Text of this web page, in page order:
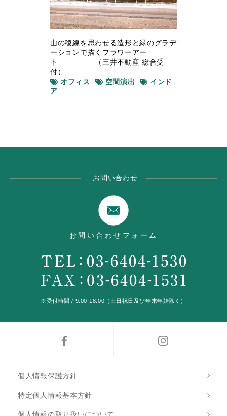
山の稜線を思わせる造形と緑のグラデ
ーションで描くフラワーアー
ト （三井不動産 総合受
付）
オフィス
空間演出
インド
ア
お問い合わせ
お問い合わせフォーム
※受付時間 / 9:00-18:00（土日祝日及び年末年始除く）
個人情報保護方針
特定個人情報基本方針